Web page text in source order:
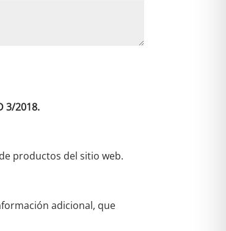
3/2018.
productos del sitio web.
adicional, que